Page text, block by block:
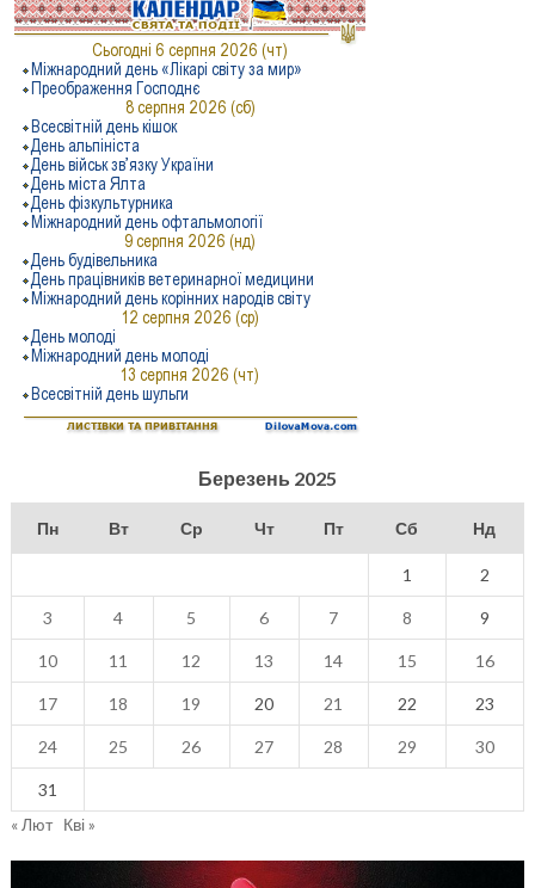
Березень 2025
Пн Вт Ср Чт Пт Сб Нд
1 2
3 4 5 6 7 8 9
10 11 12 13 14 15 16
17 18 19 20 21 22 23
24 25 26 27 28 29 30
31
« Лют Кві »